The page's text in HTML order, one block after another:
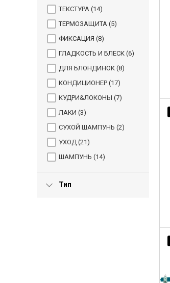
ТЕКСТУРА (14)
ТЕРМОЗАЩИТА (5)
ФИКСАЦИЯ (8)
ГЛАДКОСТЬ И БЛЕСК (6)
ДЛЯ БЛОНДИНОК (8)
КОНДИЦИОНЕР (17)
КУДРИ&ЛОКОНЫ (7)
ЛАКИ (3)
СУХОЙ ШАМПУНЬ (2)
УХОД (21)
ШАМПУНЬ (14)
Тип